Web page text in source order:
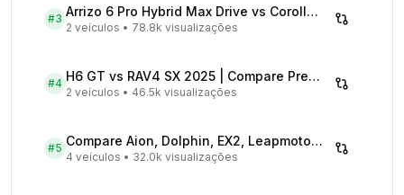
#3 Arrizo 6 Pro Hybrid Max Drive vs Corolla Cross XRX Hybrid - Comparativo Completo
2 veículos • 78.8k visualizações
#4 H6 GT vs RAV4 SX 2025 | Compare Preços
2 veículos • 46.5k visualizações
#5 Compare Aion, Dolphin, EX2, Leapmotor 2026 | Veículos Elétricos
4 veículos • 32.0k visualizações